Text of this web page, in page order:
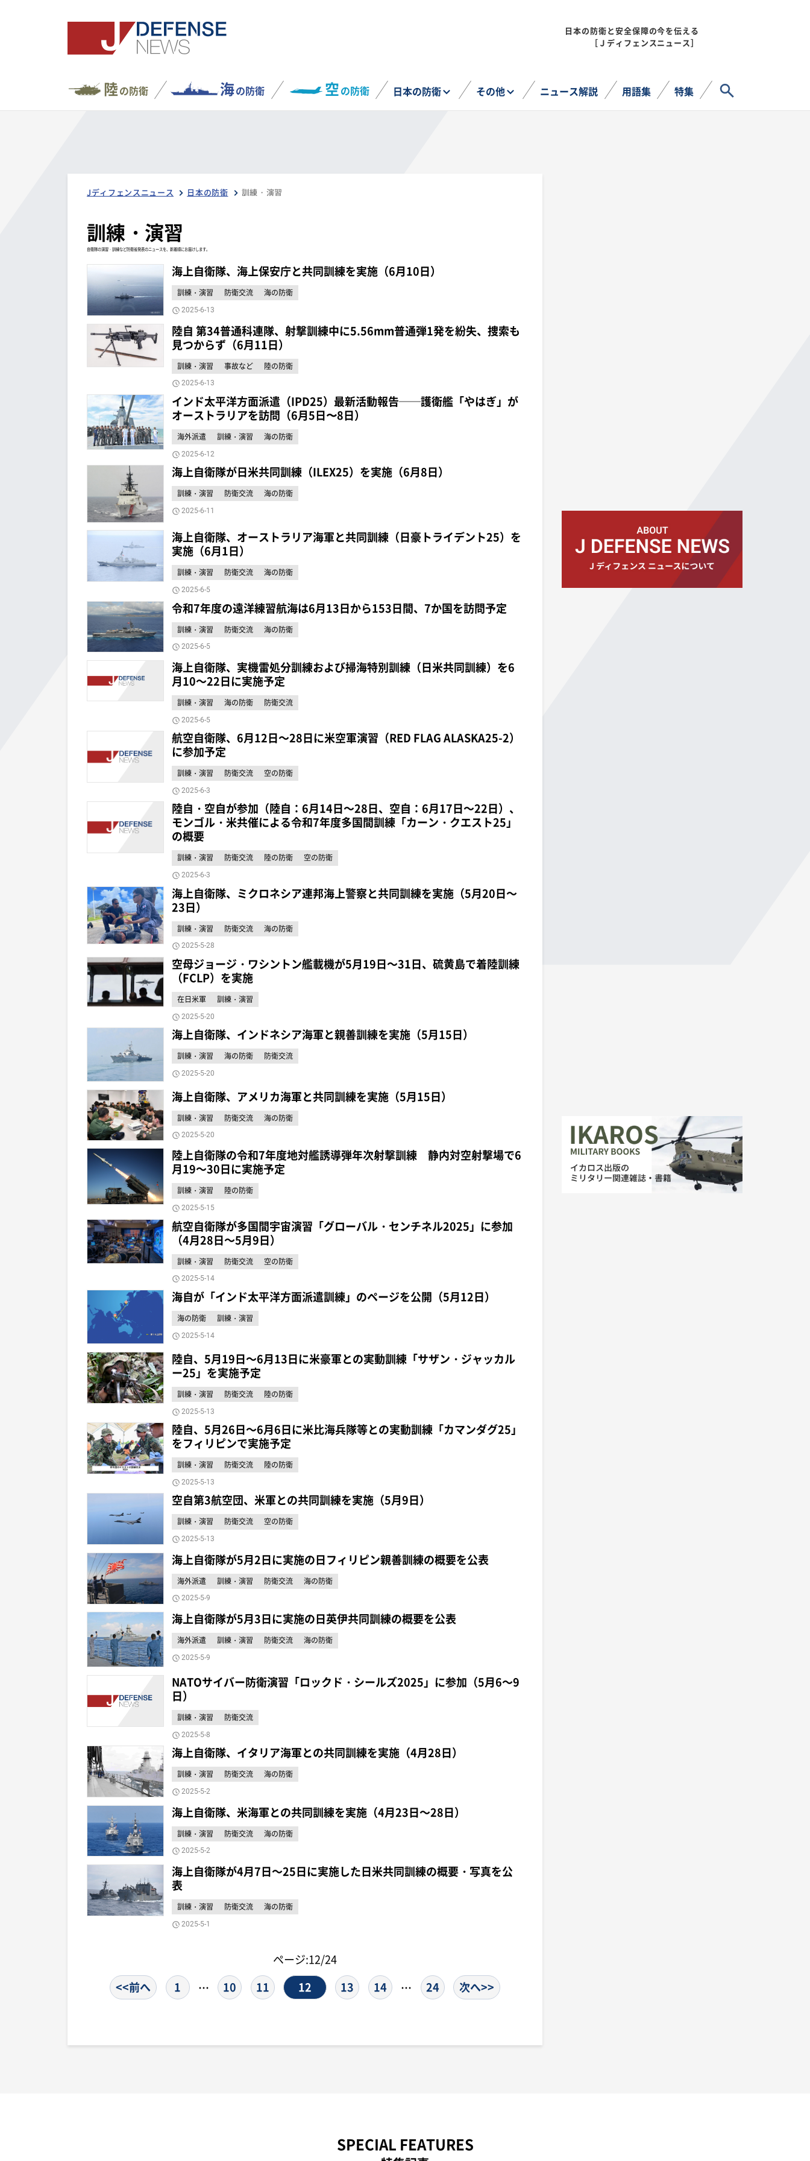
日本の防衛と安全保障の今を伝える
［Ｊディフェンスニュース］
陸の防衛 海の防衛 空の防衛 日本の防衛 その他 ニュース解説 用語集 特集
Jディフェンスニュース 日本の防衛 訓練・演習
訓練・演習
自衛隊の演習・訓練など防衛省発表のニュースを、新着順にお届けします。
海上自衛隊、海上保安庁と共同訓練を実施（6月10日）
訓練・演習 防衛交流 海の防衛
2025-6-13
陸自 第34普通科連隊、射撃訓練中に5.56mm普通弾1発を紛失、捜索も
見つからず（6月11日）
訓練・演習 事故など 陸の防衛
2025-6-13
インド太平洋方面派遣（IPD25）最新活動報告──護衛艦「やはぎ」が
オーストラリアを訪問（6月5日〜8日）
海外派遣 訓練・演習 海の防衛
2025-6-12
海上自衛隊が日米共同訓練（ILEX25）を実施（6月8日）
訓練・演習 防衛交流 海の防衛
2025-6-11
海上自衛隊、オーストラリア海軍と共同訓練（日豪トライデント25）を
実施（6月1日）
訓練・演習 防衛交流 海の防衛
2025-6-5
令和7年度の遠洋練習航海は6月13日から153日間、7か国を訪問予定
訓練・演習 防衛交流 海の防衛
2025-6-5
海上自衛隊、実機雷処分訓練および掃海特別訓練（日米共同訓練）を6
月10～22日に実施予定
訓練・演習 海の防衛 防衛交流
2025-6-5
航空自衛隊、6月12日～28日に米空軍演習（RED FLAG ALASKA25-2）
に参加予定
訓練・演習 防衛交流 空の防衛
2025-6-3
陸自・空自が参加（陸自：6月14日～28日、空自：6月17日～22日）、
モンゴル・米共催による令和7年度多国間訓練「カーン・クエスト25」
の概要
訓練・演習 防衛交流 陸の防衛 空の防衛
2025-6-3
海上自衛隊、ミクロネシア連邦海上警察と共同訓練を実施（5月20日～
23日）
訓練・演習 防衛交流 海の防衛
2025-5-28
空母ジョージ・ワシントン艦載機が5月19日～31日、硫黄島で着陸訓練
（FCLP）を実施
在日米軍 訓練・演習
2025-5-20
海上自衛隊、インドネシア海軍と親善訓練を実施（5月15日）
訓練・演習 海の防衛 防衛交流
2025-5-20
海上自衛隊、アメリカ海軍と共同訓練を実施（5月15日）
訓練・演習 防衛交流 海の防衛
2025-5-20
陸上自衛隊の令和7年度地対艦誘導弾年次射撃訓練 静内対空射撃場で6
月19～30日に実施予定
訓練・演習 陸の防衛
2025-5-15
航空自衛隊が多国間宇宙演習「グローバル・センチネル2025」に参加
（4月28日～5月9日）
訓練・演習 防衛交流 空の防衛
2025-5-14
海自が「インド太平洋方面派遣訓練」のページを公開（5月12日）
海の防衛 訓練・演習
2025-5-14
陸自、5月19日～6月13日に米豪軍との実動訓練「サザン・ジャッカル
ー25」を実施予定
訓練・演習 防衛交流 陸の防衛
2025-5-13
陸自、5月26日～6月6日に米比海兵隊等との実動訓練「カマンダグ25」
をフィリピンで実施予定
訓練・演習 防衛交流 陸の防衛
2025-5-13
空自第3航空団、米軍との共同訓練を実施（5月9日）
訓練・演習 防衛交流 空の防衛
2025-5-13
海上自衛隊が5月2日に実施の日フィリピン親善訓練の概要を公表
海外派遣 訓練・演習 防衛交流 海の防衛
2025-5-9
海上自衛隊が5月3日に実施の日英伊共同訓練の概要を公表
海外派遣 訓練・演習 防衛交流 海の防衛
2025-5-9
NATOサイバー防衛演習「ロックド・シールズ2025」に参加（5月6～9
日）
訓練・演習 防衛交流
2025-5-8
海上自衛隊、イタリア海軍との共同訓練を実施（4月28日）
訓練・演習 防衛交流 海の防衛
2025-5-2
海上自衛隊、米海軍との共同訓練を実施（4月23日～28日）
訓練・演習 防衛交流 海の防衛
2025-5-2
海上自衛隊が4月7日～25日に実施した日米共同訓練の概要・写真を公
表
訓練・演習 防衛交流 海の防衛
2025-5-1
ページ:12/24
<<前へ
1 … 10 11 12 13 14 … 24 次へ>>
SPECIAL FEATURES